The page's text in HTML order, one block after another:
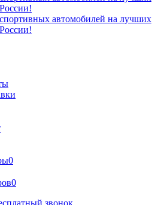
автомобилей на лучших
0
0
звонок